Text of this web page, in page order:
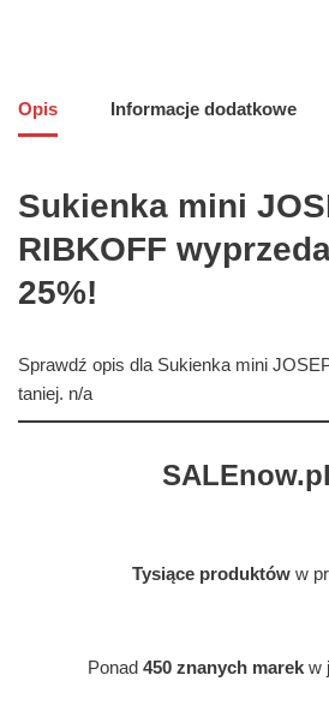
Opis Informacje dodatkowe
Sukienka mini
RIBKOFF
25%!
Sprawdź opis dla Sukienka mini
taniej. n/a
Tysiące produktów w
Ponad 450 znanych marek w